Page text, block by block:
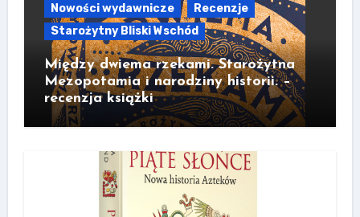
Nowości wydawnicze
Recenzje
Starożytny Bliski Wschód
Między dwiema rzekami. Starożytna
Mezopotamia i narodziny historii. –
recenzja książki